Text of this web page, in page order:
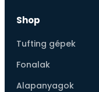
Shop
Tufting gépek
Fonalak
Alapanyagok